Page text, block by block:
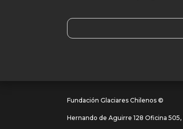
Fundación Glaciares Chilenos ©
Hernando de Aguirre 128 Oficina